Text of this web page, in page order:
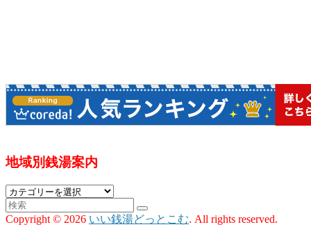
地域別銭湯案内
地
域
別
Copyright © 2026 いい銭湯どっとこむ. All rights reserved.